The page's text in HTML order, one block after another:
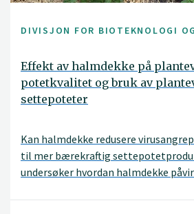
DIVISJON FOR BIOTEKNOLOGI
Effekt av halmdekke på
potetkvalitet og bruk av
settepoteter
Kan halmdekke redusere
til mer bærekraftig
undersøker hvordan halmdekke
gjennom et treårig prosjekt i Agder